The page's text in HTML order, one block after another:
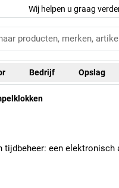
Wij helpen u graag
Bedrijf Opslag
een